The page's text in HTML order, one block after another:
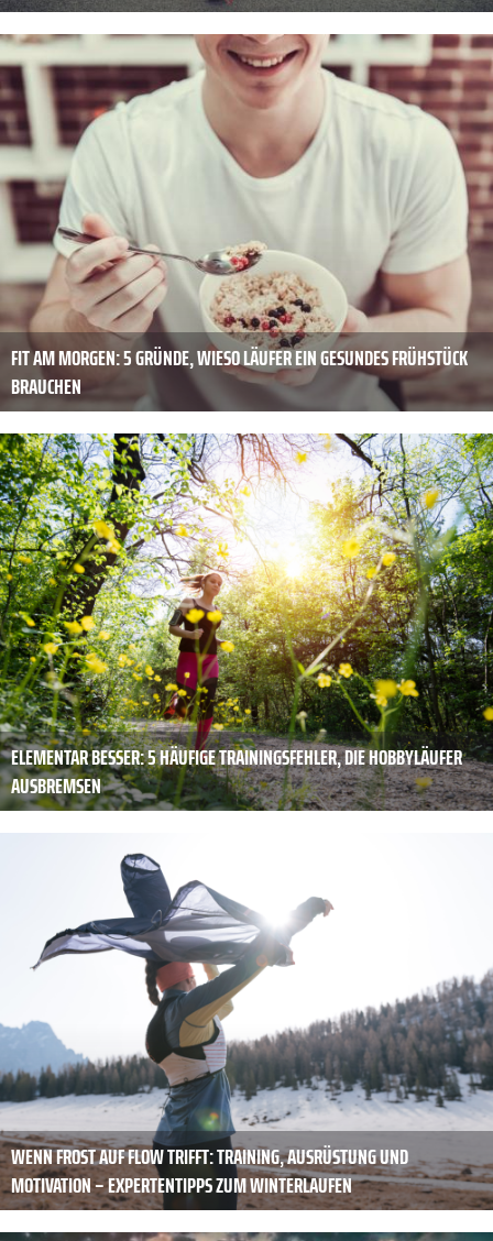
FIT AM MORGEN: 5 GRÜNDE, WIESO LÄUFER EIN GESUNDES FRÜHSTÜCK
BRAUCHEN
ELEMENTAR BESSER: 5 HÄUFIGE TRAININGSFEHLER, DIE HOBBYLÄUFER
AUSBREMSEN
WENN FROST AUF FLOW TRIFFT: TRAINING, AUSRÜSTUNG UND
MOTIVATION – EXPERTENTIPPS ZUM WINTERLAUFEN